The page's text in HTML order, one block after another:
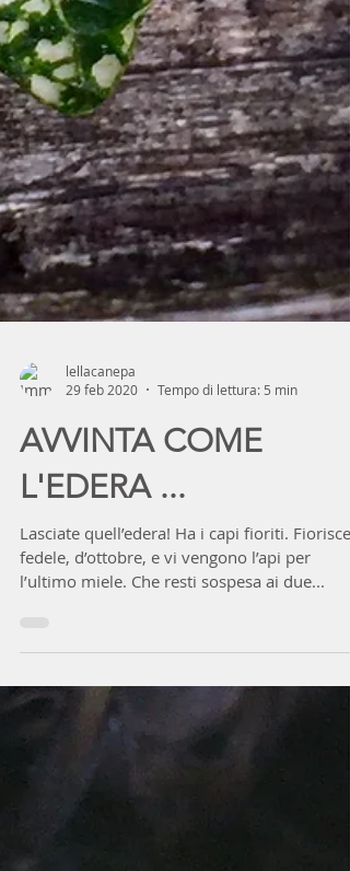
lellacanepa
29 feb 2020
Tempo di lettura: 5 min
AVVINTA COME
L'EDERA ...
Lasciate quell’edera! Ha i capi fioriti. Fiorisce,
fedele, d’ottobre, e vi vengono l’api per
l’ultimo miele. Che resti sospesa ai due...